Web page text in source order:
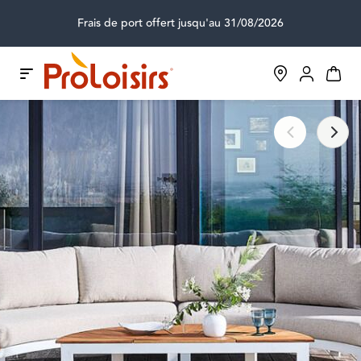
Frais de port offert jusqu'au 31/08/2026